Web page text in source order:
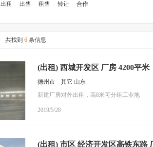
出租 出售 租售 转让 合作
共找到 6 条信息
(出租) 西城开发区 厂房 4200平米
德州市－其它 山东
新建厂房对外出租，高8米可分组工业地
2019/5/28
(出租) 市区 经济开发区高铁东路